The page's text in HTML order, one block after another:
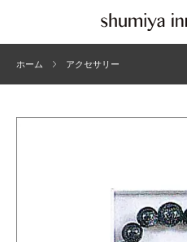
ホーム アクセサリー